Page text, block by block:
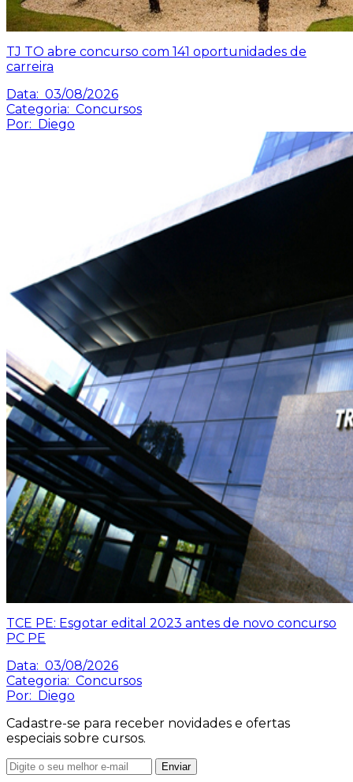
TJ TO abre concurso com 141 oportunidades de
carreira
Data: 03/08/2026
Categoria: Concursos
Por:
Diego
TCE PE: Esgotar edital 2023 antes de novo concurso
PC PE
Data: 03/08/2026
Categoria: Concursos
Por:
Diego
Cadastre-se para receber novidades e ofertas
especiais sobre cursos.
Enviar